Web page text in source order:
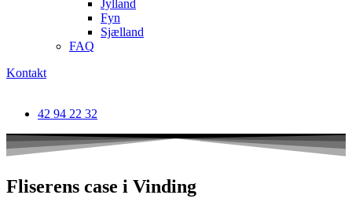
Jylland
Fyn
Sjælland
FAQ
Kontakt
42 94 22 32
Fliserens case i Vinding